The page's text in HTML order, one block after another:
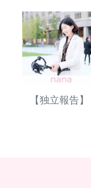
【独立報告】